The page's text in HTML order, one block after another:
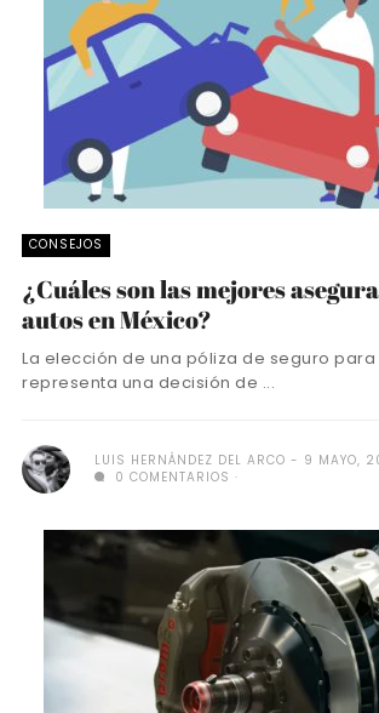
CONSEJOS
¿Cuáles son las mejores
autos en México?
La elección de una póliza de seguro para
representa una decisión de ...
LUIS HERNÁNDEZ DEL ARCO
9 MAYO,
0 COMENTARIOS